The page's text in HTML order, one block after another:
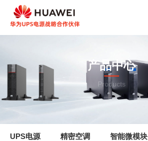
产品中心
Products
UPS电源 精密空调 智能微模块